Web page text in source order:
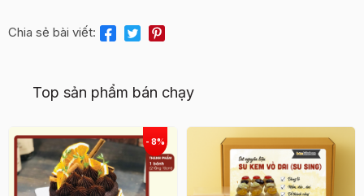
Chia sẻ bài viết:
Top sản phẩm bán chạy